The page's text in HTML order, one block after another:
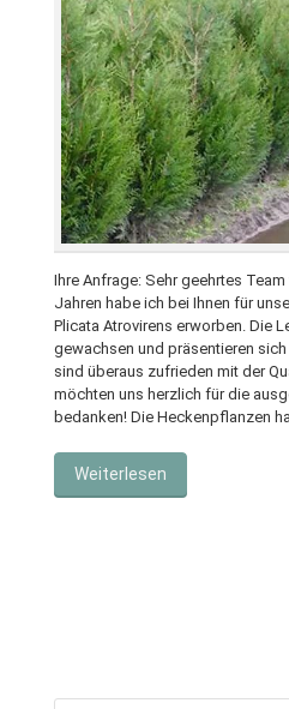
Ihre Anfrage: Sehr geehrtes
Jahren habe ich bei Ihnen für
Plicata Atrovirens erworben. Die
gewachsen und präsentieren
sind überaus zufrieden mit der
möchten uns herzlich für die
bedanken! Die Heckenpflanzen
Weiterlesen